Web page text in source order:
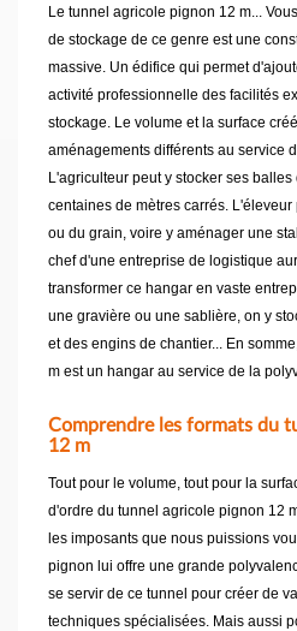
Le tunnel agricole pignon 12 m...
de stockage de ce genre est une
massive. Un édifice qui permet
activité professionnelle des facilités
stockage. Le volume et la surface
aménagements différents au service
L'agriculteur peut y stocker ses
centaines de mètres carrés.
ou du grain, voire y aménager une
chef d'une entreprise de logistique
transformer ce hangar en vaste
une gravière ou une sablière, on y
et des engins de chantier... En
m est un hangar au service de la
Comprendre les formats du
12 m
Tout pour le volume, tout pour la
d'ordre du tunnel agricole pignon 12
les imposants que nous puissions
pignon lui offre une grande
se servir de ce tunnel pour créer de
techniques spécialisées. Mais aussi